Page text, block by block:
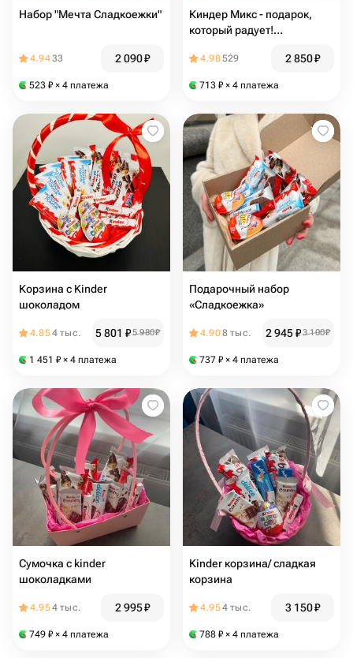
Набор "Мечта Сладкоежки"
4.9433 2 090₽
523 ₽ × 4 платежа
Киндер Микс - подарок,
который радует!
4.98529 2 850₽
713 ₽ × 4 платежа
Корзина с Kinder
шоколадом
4.854 тыс. 5 801 ₽5 980₽
1 451 ₽ × 4 платежа
Подарочный набор
«Сладкоежка»
4.908 тыс. 2 945₽3 100₽
737 ₽ × 4 платежа
Сумочка с kinder
шоколадками
4.954 тыс. 2 995₽
749 ₽ × 4 платежа
Kinder корзина/ сладкая
корзина
4.954 тыс. 3 150₽
788 ₽ × 4 платежа